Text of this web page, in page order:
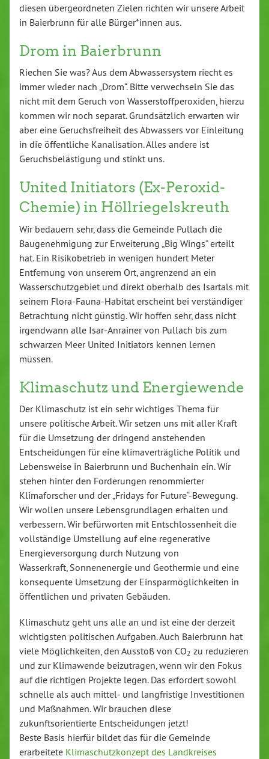
diesen übergeordneten Zielen richten wir unsere Arbeit
in Baierbrunn für alle Bürger*innen aus.
Drom in Baierbrunn
Riechen Sie was? Aus dem Abwassersystem riecht es
immer wieder nach „Drom“. Bitte verwechseln Sie das
nicht mit dem Geruch von Wasserstoffperoxiden, hierzu
kommen wir noch separat. Grundsätzlich erwarten wir
aber eine Geruchsfreiheit des Abwassers vor Einleitung
in die öffentliche Kanalisation. Alles andere ist
Geruchsbelästigung und stinkt uns.
United Initiators (Ex-Peroxid-
Chemie) in Höllriegelskreuth
Wir bedauern sehr, dass die Gemeinde Pullach die
Baugenehmigung zur Erweiterung „Big Wings“ erteilt
hat. Ein Risikobetrieb in wenigen hundert Meter
Entfernung von unserem Ort, angrenzend an ein
Wasserschutzgebiet und direkt oberhalb des Isartals mit
seinem Flora-Fauna-Habitat erscheint bei verständiger
Betrachtung nicht günstig. Wir hoffen sehr, dass nicht
irgendwann alle Isar-Anrainer von Pullach bis zum
schwarzen Meer United Initiators kennen lernen
müssen.
Klimaschutz und Energiewende
Der Klimaschutz ist ein sehr wichtiges Thema für
unsere politische Arbeit. Wir setzen uns mit aller Kraft
für die Umsetzung der dringend anstehenden
Entscheidungen für eine klimaverträgliche Politik und
Lebensweise in Baierbrunn und Buchenhain ein. Wir
stehen hinter den Forderungen renommierter
Klimaforscher und der „Fridays for Future“-Bewegung.
Wir wollen unsere Lebensgrundlagen erhalten und
verbessern. Wir befürworten mit Entschlossenheit die
vollständige Umstellung auf eine regenerative
Energieversorgung durch Nutzung von
Wasserkraft, Sonnenenergie und Geothermie und eine
konsequente Umsetzung der Einsparmöglichkeiten in
öffentlichen und privaten Gebäuden.
Klimaschutz geht uns alle an und ist eine der derzeit
wichtigsten politischen Aufgaben. Auch Baierbrunn hat
viele Möglichkeiten, den Ausstoß von CO2 zu reduzieren
und zur Klimawende beizutragen, wenn wir den Fokus
auf die richtigen Projekte legen. Das erfordert sowohl
schnelle als auch mittel- und langfristige Investitionen
und Maßnahmen. Wir brauchen diese
zukunftsorientierte Entscheidungen jetzt!
Beste Basis hierfür bildet das für die Gemeinde
erarbeitete Klimaschutzkonzept des Landkreises